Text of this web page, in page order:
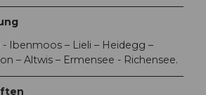
Ibenmoos – Lieli – Heidegg –
– Altwis – Ermensee - Richensee.